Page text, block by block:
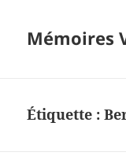
Mémoires
Étiquette :